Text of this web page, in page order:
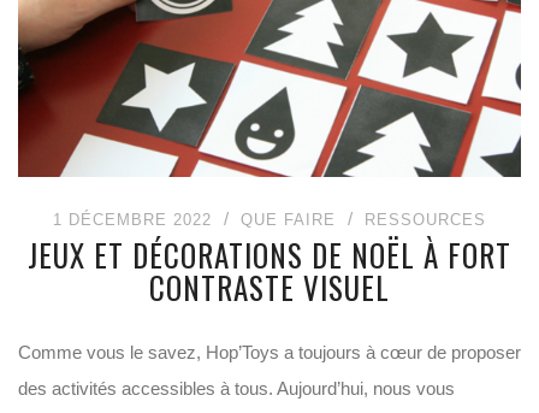
1 DÉCEMBRE 2022 QUE FAIRE RESSOURCES
JEUX ET DÉCORATIONS DE NOËL À FORT
CONTRASTE VISUEL
Comme vous le savez, Hop’Toys a toujours à cœur de proposer
des activités accessibles à tous. Aujourd’hui, nous vous